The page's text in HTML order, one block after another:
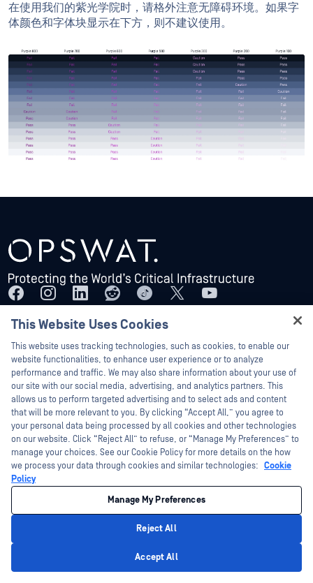
在使用我们的紫光学院时，请格外注意无障碍环境。如果字
体颜色和字体块显示在下方，则不建议使用。
平台
文件安全
Storage Security
云端安全
Supply Chain 安全
网络检测与响应
外围和可移动多媒体 保护
文件传输管理
技术
预测性艾琳人工智能
AI 内容检查器
Metascan™ Multiscanning
深度CDR™技术
文件类型检测™
主动式 DLP™
威胁情报
File-Based Vulnerability Assessment
This Website Uses Cookies
This website uses tracking technologies, such as cookies, to enable our
website functionalities, to enhance user experience or to analyze
performance and traffic. We may also share information about your use of
our site with our social media, advertising, and analytics partners. This
allows us to perform targeted advertising and to select ads and content
that will be more relevant to you. By clicking “Accept All,” you agree to
your personal data being processed by all cookies and other technologies
on our website. Click “Reject All” to refuse, or “Manage My Preferences” to
manage your choices. See our Cookie Policy for more details on the how
we process your data through cookies and similar technologies: Cookie
Policy
Manage My Preferences
Reject All
Accept All
Hey there!
I'm Ozzy, your OPSWAT virtual assistant.
How can I help you secure what's critical
today?